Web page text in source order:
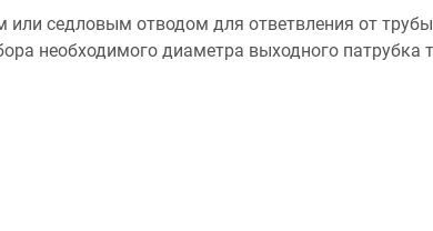
или седловым отводом для ответвления от
необходимого диаметра выходного патрубка